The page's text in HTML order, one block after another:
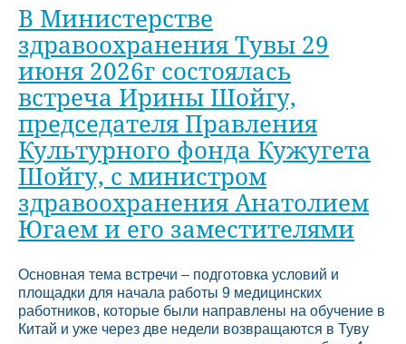
В Министерстве
здравоохранения Тувы 29
июня 2026г состоялась
встреча Ирины Шойгу,
председателя Правления
Культурного фонда Кужугета
Шойгу, с министром
здравоохранения Анатолием
Югаем и его заместителями
Основная тема встречи – подготовка условий и
площадки для начала работы 9 медицинских
работников, которые были направлены на обучение в
Китай и уже через две недели возвращаются в Туву